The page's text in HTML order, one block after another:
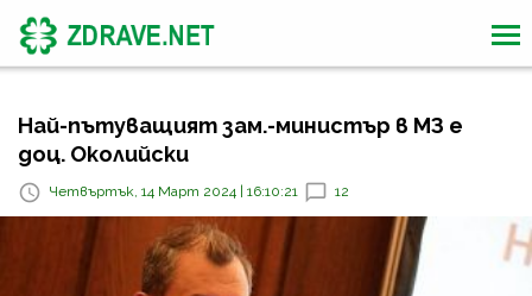
Най-пътуващият зам.-министър в МЗ е
доц. Околийски
Четвъртък, 14 Март 2024 | 16:10:21 12